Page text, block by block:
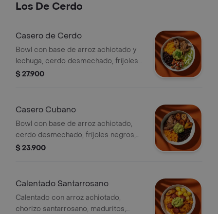
Los De Cerdo
Casero de Cerdo
Bowl con base de arroz achiotado y
lechuga, cerdo desmechado, fríjoles
negros, pico de gallo y guacamole.
$ 27.900
Casero Cubano
Bowl con base de arroz achiotado,
cerdo desmechado, fríjoles negros,
maduritos y guacamole.
$ 23.900
Calentado Santarrosano
Calentado con arroz achiotado,
chorizo santarrosano, maduritos,